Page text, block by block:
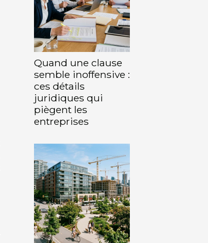
Quand une clause
semble inoffensive :
ces détails
juridiques qui
piègent les
entreprises